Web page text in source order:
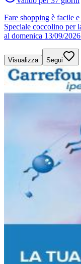
Fare shopping è facile
Speciale coccolino per
al domenica 13/09/
Visualizza Segui